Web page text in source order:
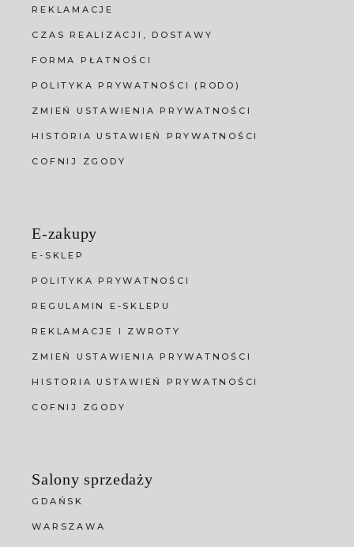
REKLAMACJE
CZAS REALIZACJI, DOSTAWY
FORMA PŁATNOŚCI
POLITYKA PRYWATNOŚCI (RODO)
ZMIEŃ USTAWIENIA PRYWATNOŚCI
HISTORIA USTAWIEŃ PRYWATNOŚCI
COFNIJ ZGODY
E-zakupy
E-SKLEP
POLITYKA PRYWATNOŚCI
REGULAMIN E-SKLEPU
REKLAMACJE I ZWROTY
ZMIEŃ USTAWIENIA PRYWATNOŚCI
HISTORIA USTAWIEŃ PRYWATNOŚCI
COFNIJ ZGODY
Salony sprzedaży
GDAŃSK
WARSZAWA